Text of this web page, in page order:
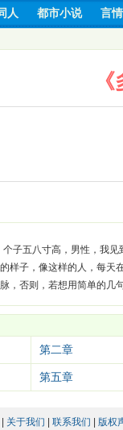
人 都市小说 言
子五八寸高，男性，我
样子，像这样的人，每
，否则，若想用简单的几
第二章
第五章
关于我们 联系我们 版权